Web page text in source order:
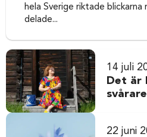
hela Sverige riktade blickarna
delade...
14 juli
Det är
22 juni